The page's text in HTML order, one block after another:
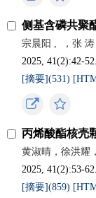
侧基含磷共聚
宗晨阳 , ，张 涛
2025, 41(2):42-
[摘要](531)
丙烯酸酯核壳
黄淑晴，徐洪耀
2025, 41(2):53-
[摘要](859)